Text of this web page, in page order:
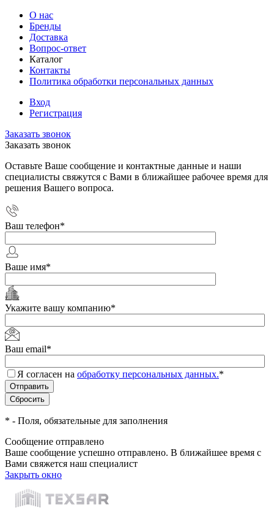
О нас
Бренды
Доставка
Вопрос-ответ
Каталог
Контакты
Политика обработки персональных данных
Вход
Регистрация
Заказать звонок
Заказать звонок
Оставьте Ваше сообщение и контактные данные и наши
специалисты свяжутся с Вами в ближайшее рабочее время для
решения Вашего вопроса.
Ваш телефон*
Ваше имя*
Укажите вашу компанию*
Ваш email*
Я согласен на обработку персональных данных.*
* - Поля, обязательные для заполнения
Сообщение отправлено
Ваше сообщение успешно отправлено. В ближайшее время с
Вами свяжется наш специалист
Закрыть окно